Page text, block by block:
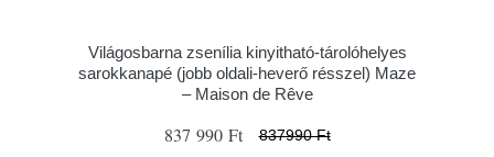
Világosbarna zsenília kinyitható-tárolóhelyes
sarokkanapé (jobb oldali-heverő résszel) Maze
– Maison de Rêve
837 990 Ft 837990 Ft